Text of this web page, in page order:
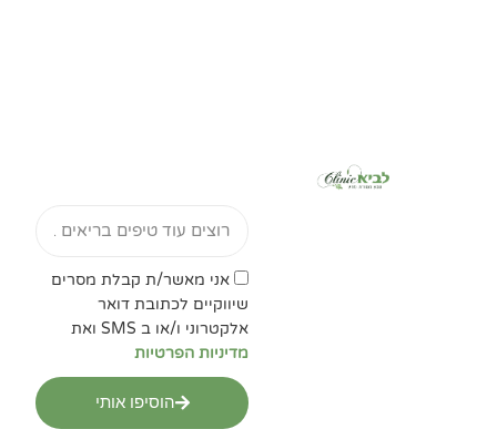
אישור
מדיניות
הפרטיות
אני מאשר/ת קבלת מסרים
שיווקיים לכתובת דואר
אלקטרוני ו/או ב SMS ואת
מדיניות הפרטיות
הוסיפו אותי